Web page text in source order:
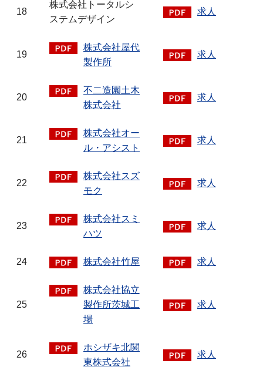
18
株式会社トータルシ
ステムデザイン
求人
19
株式会社屋代
製作所
求人
20
不二造園土木
株式会社
求人
21
株式会社オー
ル・アシスト
求人
22
株式会社スズ
モク
求人
23
株式会社スミ
ハツ
求人
24 株式会社竹屋 求人
25
株式会社協立
製作所茨城工
場
求人
26
ホシザキ北関
東株式会社
求人